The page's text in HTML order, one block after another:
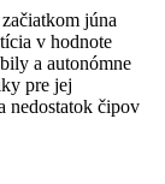
júna
v hodnote
a autonómne
pre jej
nedostatok čipov